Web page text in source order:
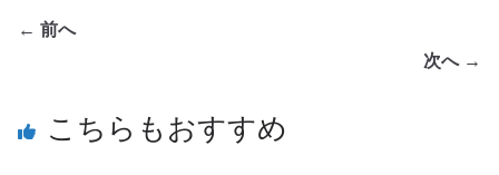
← 前へ
次へ →
こちらもおすすめ